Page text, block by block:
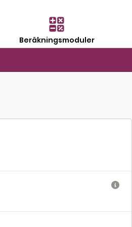
Beräkningsmoduler
